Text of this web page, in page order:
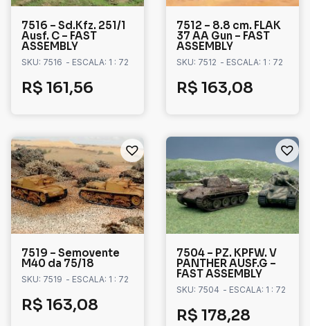
7516 – Sd.Kfz. 251/1
Ausf. C – FAST
ASSEMBLY
SKU: 7516 - ESCALA: 1 : 72
R$ 161,56
7512 – 8.8 cm. FLAK
37 AA Gun – FAST
ASSEMBLY
SKU: 7512 - ESCALA: 1 : 72
R$ 163,08
7519 – Semovente
M40 da 75/18
SKU: 7519 - ESCALA: 1 : 72
R$ 163,08
7504 – PZ. KPFW. V
PANTHER AUSF.G –
FAST ASSEMBLY
SKU: 7504 - ESCALA: 1 : 72
R$ 178,28